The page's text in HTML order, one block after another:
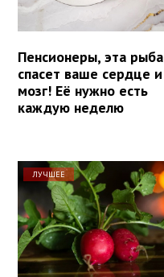
Пенсионеры, эта рыба
спасет ваше сердце и
мозг! Её нужно есть
каждую неделю
ЛУЧШЕЕ